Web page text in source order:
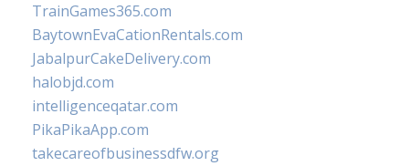
TrainGames365.com
BaytownEvaCationRentals.com
JabalpurCakeDelivery.com
halobjd.com
intelligenceqatar.com
PikaPikaApp.com
takecareofbusinessdfw.org